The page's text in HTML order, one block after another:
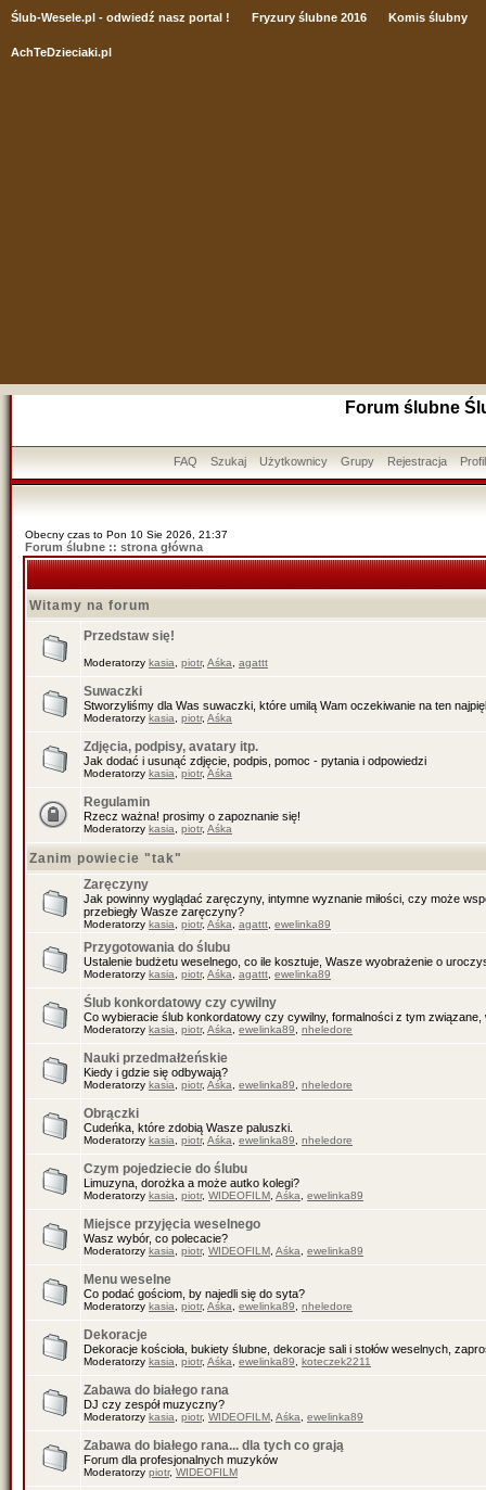
Ślub-Wesele.pl - odwiedź nasz portal ! Fryzury ślubne 2016 Komis ślubny
AchTeDzieciaki.pl
Forum ślubne
FAQ Szukaj Użytkownicy Grupy Rejestracja Profil
Obecny czas to Pon 10 Sie 2026, 21:37
Forum ślubne :: strona główna
Witamy na forum
Przedstaw się!
Moderatorzy kasia piotr, Aśka agattt
Suwaczki
Stworzyliśmy dla Was suwaczki, które umilą Wam oczekiwanie na ten
Moderatorzy kasia piotr, Aśka
Zdjęcia, podpisy, avatary itp.
Jak dodać i usunąć zdjęcie, podpis, pomoc - pytania i odpowiedzi
Moderatorzy kasia piotr, Aśka
Regulamin
Rzecz ważna! prosimy o zapoznanie się!
Moderatorzy kasia piotr, Aśka
Zanim powiecie "tak"
Zaręczyny
Jak powinny wyglądać zaręczyny, intymne wyznanie miłości, czy może
przebiegły Wasze zaręczyny?
Moderatorzy kasia piotr, Aśka agattt ewelinka89
Przygotowania do ślubu
Ustalenie budżetu weselnego, co ile kosztuje, Wasze wyobrażenie o
Moderatorzy kasia piotr, Aśka agattt ewelinka89
Ślub konkordatowy czy cywilny
Co wybieracie ślub konkordatowy czy cywilny, formalności z tym związane,
Moderatorzy kasia piotr, Aśka ewelinka89 nheledore
Nauki przedmałżeńskie
Kiedy i gdzie się odbywają?
Moderatorzy kasia piotr, Aśka ewelinka89 nheledore
Obrączki
Cudeńka, które zdobią Wasze paluszki.
Moderatorzy kasia piotr, Aśka ewelinka89 nheledore
Czym pojedziecie do ślubu
Limuzyna, dorożka a może autko kolegi?
Moderatorzy kasia piotr, WIDEOFILM Aśka ewelinka89
Miejsce przyjęcia weselnego
Wasz wybór, co polecacie?
Moderatorzy kasia piotr, WIDEOFILM Aśka ewelinka89
Menu weselne
Co podać gościom, by najedli się do syta?
Moderatorzy kasia piotr, Aśka ewelinka89 nheledore
Dekoracje
Dekoracje kościoła, bukiety ślubne, dekoracje sali i stołów weselnych,
Moderatorzy kasia piotr, Aśka ewelinka89 koteczek2211
Zabawa do białego rana
DJ czy zespół muzyczny?
Moderatorzy kasia piotr, WIDEOFILM Aśka ewelinka89
Zabawa do białego rana... dla tych co grają
Forum dla profesjonalnych muzyków
Moderatorzy piotr, WIDEOFILM